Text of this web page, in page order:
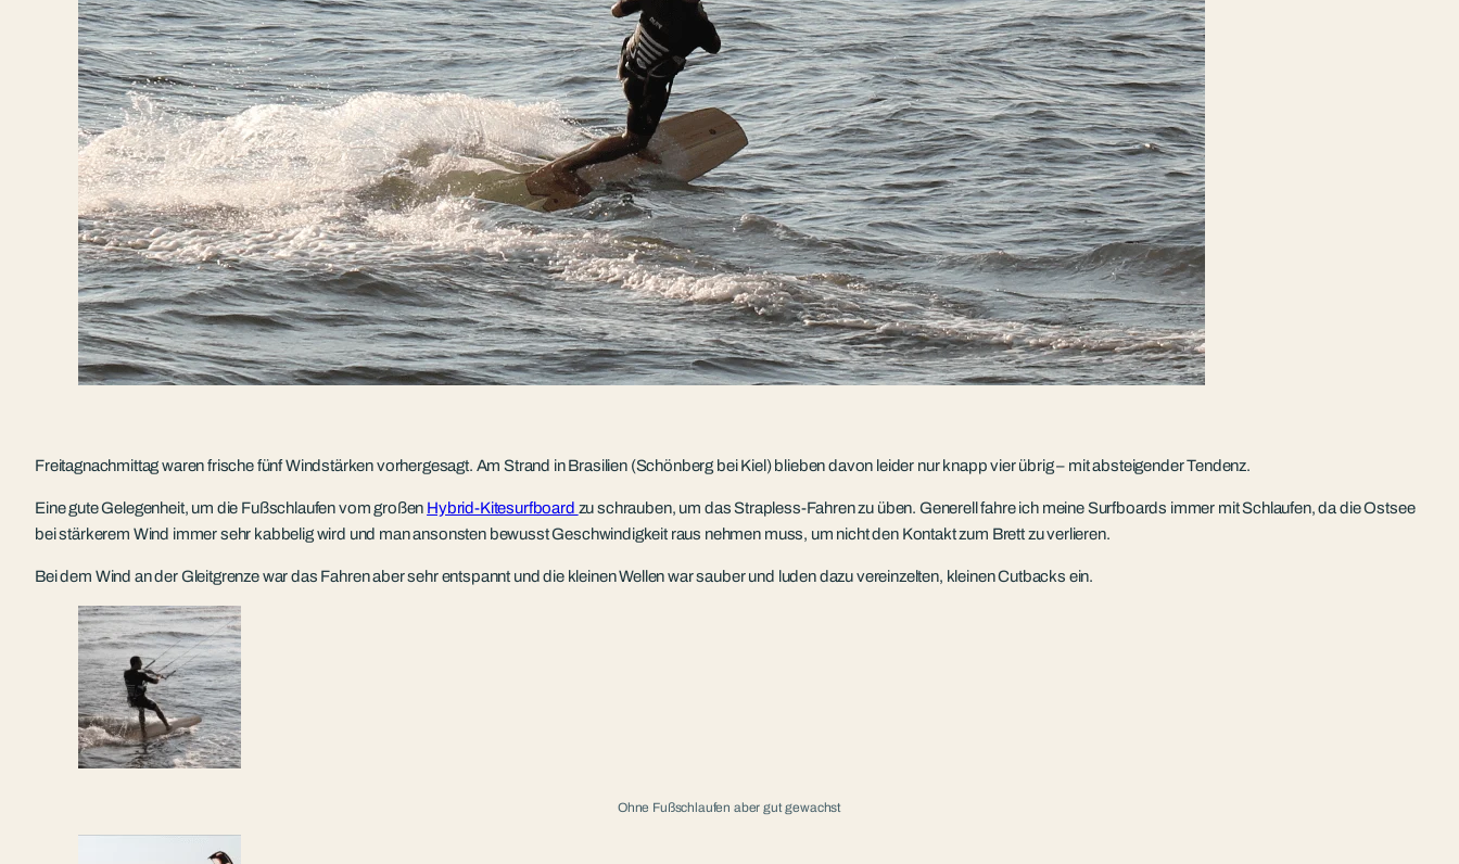
Freitagnachmittag waren frische fünf Windstärken vorhergesagt. Am Strand in Brasilien (Schönberg bei Kiel) blieben davon leider nur knapp vier übrig – mit absteigender Tendenz.
Eine gute Gelegenheit, um die Fußschlaufen vom großen Hybrid-Kitesurfboard zu schrauben, um das Strapless-Fahren zu üben. Generell fahre ich meine Surfboards immer mit Schlaufen, da die Ostsee
bei stärkerem Wind immer sehr kabbelig wird und man ansonsten bewusst Geschwindigkeit raus nehmen muss, um nicht den Kontakt zum Brett zu verlieren.
Bei dem Wind an der Gleitgrenze war das Fahren aber sehr entspannt und die kleinen Wellen war sauber und luden dazu vereinzelten, kleinen Cutbacks ein.
Ohne Fußschlaufen aber gut gewachst